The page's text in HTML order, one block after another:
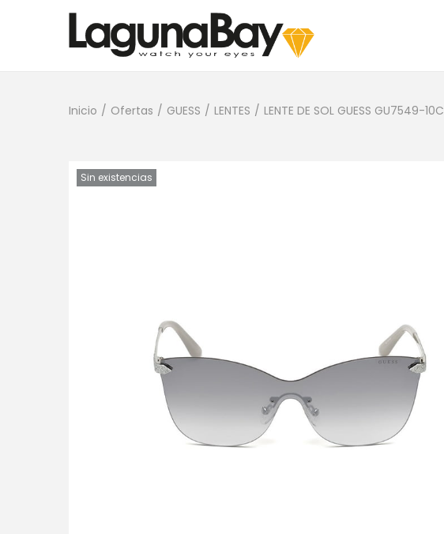
Inicio / Ofertas / GUESS / LENTES / LENTE DE SOL GUESS GU7549-10C
Sin existencias